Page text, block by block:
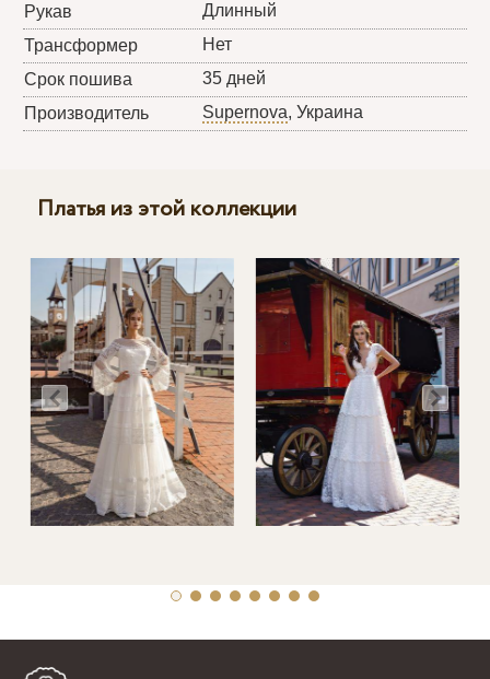
Рукав
Длинный
Трансформер
Нет
Срок пошива
35 дней
Производитель
Supernova, Украина
Платья из этой коллекции